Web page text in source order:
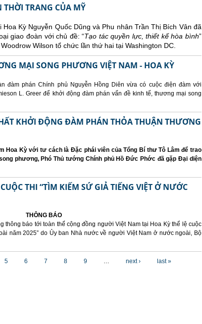
TRANG CỦA MỸ
Kỳ Nguyễn Quốc Dũng và Phu nhân Trần Thị Bích Vân đã
giao đoàn với chủ đề: “Tạo tác quyền lực, thiết kế hòa bình”
Wilson tổ chức lần thứ hai tại Washington DC.
MẠI SONG PHƯƠNG VIỆT NAM - HOA KỲ
đàm phán Chính phủ Nguyễn Hồng Diên vừa có cuộc điện đàm với
L. Greer để khởi động đàm phán vấn đề kinh tế, thương mại song
KHỞI ĐỘNG ĐÀM PHÁN THỎA THUẬN THƯƠNG
Hoa Kỳ với tư cách là Đặc phái viên của Tổng Bí thư Tô Lâm để trao
phương, Phó Thủ tướng Chính phủ Hồ Đức Phớc đã gặp Đại diện
THI “TÌM KIẾM SỨ GIẢ TIẾNG VIỆT Ở NƯỚC
THÔNG BÁO
thông báo tới toàn thể cộng đồng người Việt Nam tại Hoa Kỳ thể lệ cuộc
năm 2025” do Ủy ban Nhà nước về người Việt Nam ở nước ngoài, Bộ
5 6 7 8 9 … next › last »